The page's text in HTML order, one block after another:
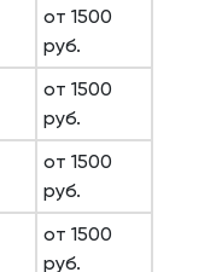
от 1500
руб.
от 1500
руб.
от 1500
руб.
от 1500
руб.